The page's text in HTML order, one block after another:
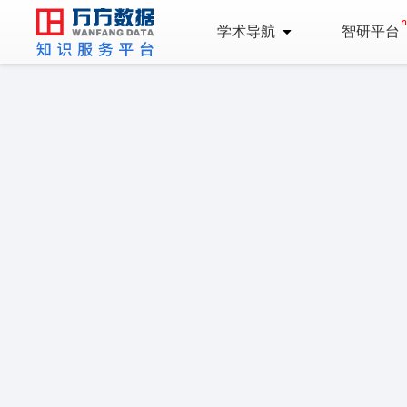
学术导航 智研平台